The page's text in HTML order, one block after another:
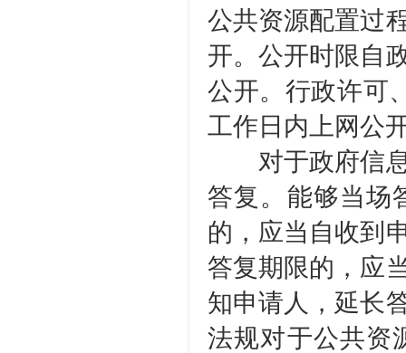
公共资源配置过
开。公开时限自
公开。行政许可
工作日内上网公
对于政府信息
答复。能够当场
的，应当自收到
答复期限的，应
知申请人，延长
法规对于公共资